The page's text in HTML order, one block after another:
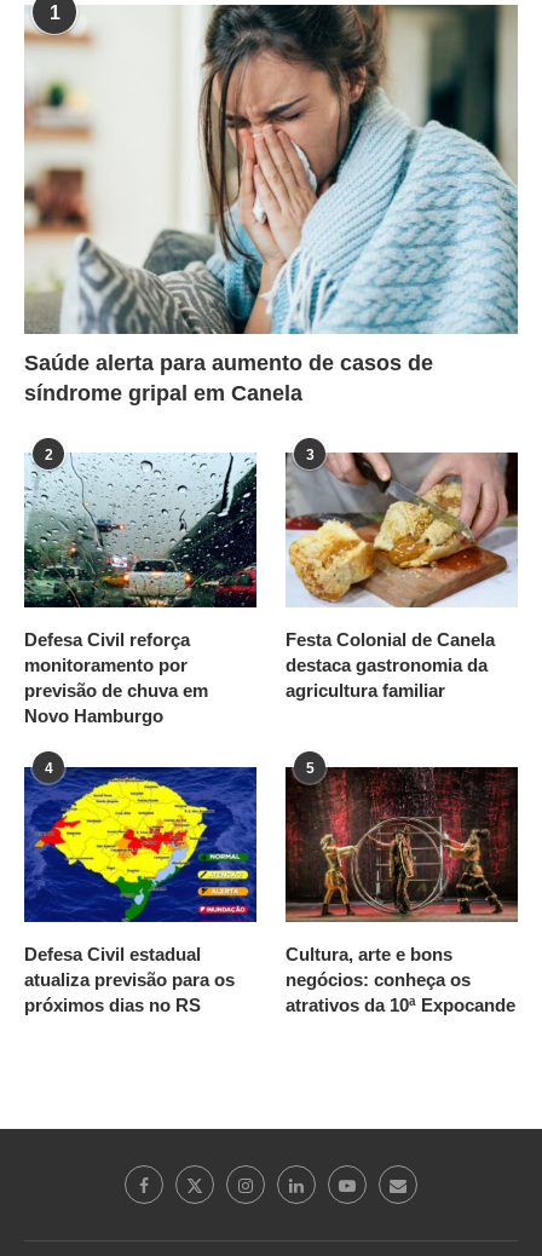
1
Saúde alerta para aumento de casos de
síndrome gripal em Canela
2
Defesa Civil reforça
monitoramento por
previsão de chuva em
Novo Hamburgo
3
Festa Colonial de Canela
destaca gastronomia da
agricultura familiar
4
Defesa Civil estadual
atualiza previsão para os
próximos dias no RS
5
Cultura, arte e bons
negócios: conheça os
atrativos da 10ª Expocande